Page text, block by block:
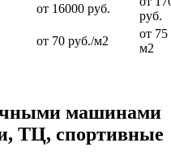
от 16000 руб.
руб.
от 70 руб./м2
от 75
м2
машинами
ТЦ, спортивные